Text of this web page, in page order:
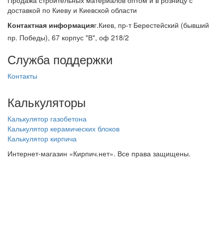
доставкой по Киеву и Киевской области
Контактная информацияг.Киев, пр-т Берестейский (бывший
пр. Победы), 67 корпус "В", оф 218/2
Служба поддержки
Контакты
Калькуляторы
Калькулятор газобетона
Калькулятор керамических блоков
Калькулятор кирпича
Интернет-магазин «Кирпич.нет». Все права защищены.